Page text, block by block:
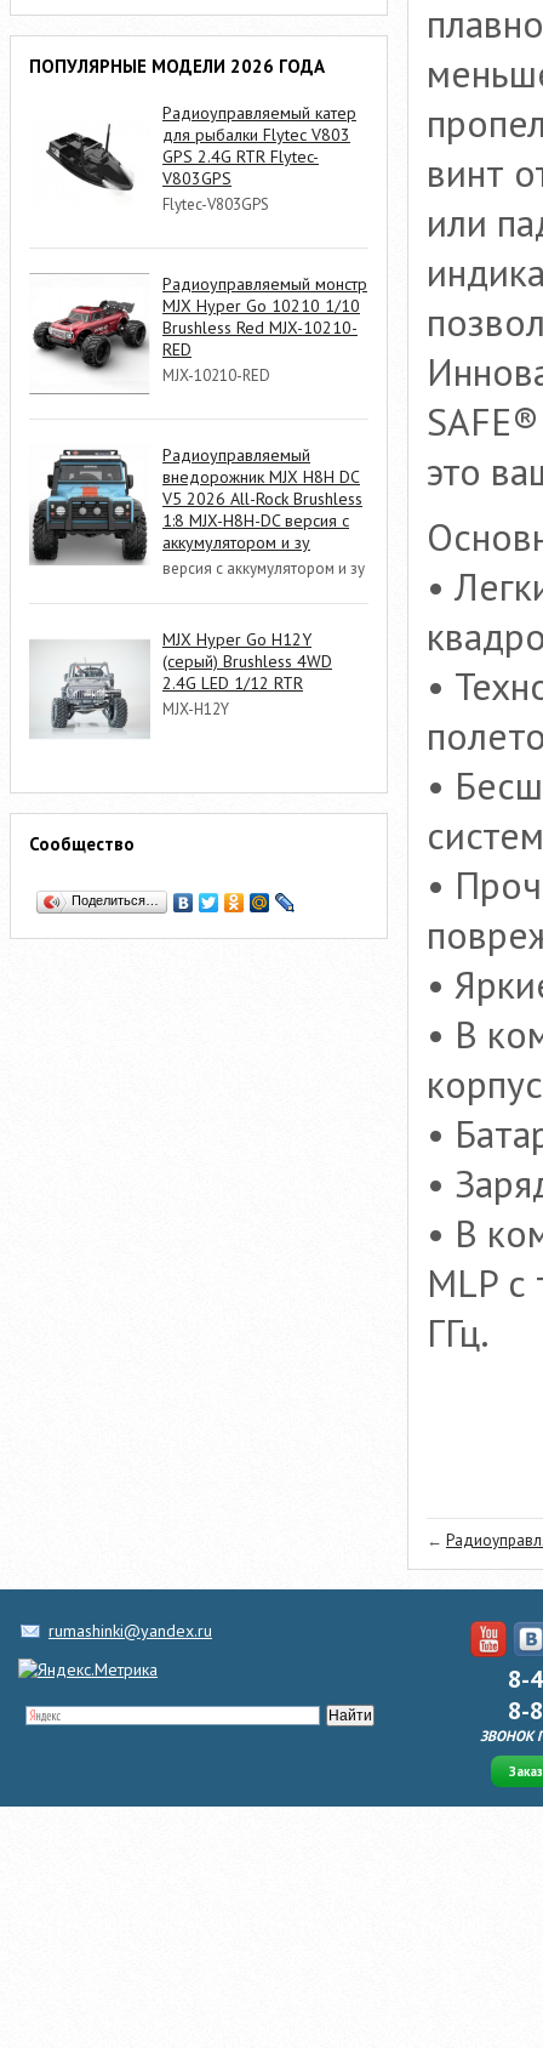
ПОПУЛЯРНЫЕ МОДЕЛИ 2026 ГОДА
Радиоуправляемый катер
для рыбалки Flytec V803
GPS 2.4G RTR Flytec-
V803GPS
Flytec-V803GPS
Радиоуправляемый монстр
MJX Hyper Go 10210 1/10
Brushless Red MJX-10210-
RED
MJX-10210-RED
Радиоуправляемый
внедорожник MJX H8H DC
V5 2026 All-Rock Brushless
1:8 MJX-H8H-DC версия с
аккумулятором и зу
версия с аккумулятором и зу
MJX Hyper Go H12Y
(серый) Brushless 4WD
2.4G LED 1/12 RTR
MJX-H12Y
Сообщество
Поделиться…
винт
или
это
•
•
•
•
•
• В
•
•
• В
MLP
ГГц.
←
rumashinki@yandex.ru
8-
8-
ЗВОНОК